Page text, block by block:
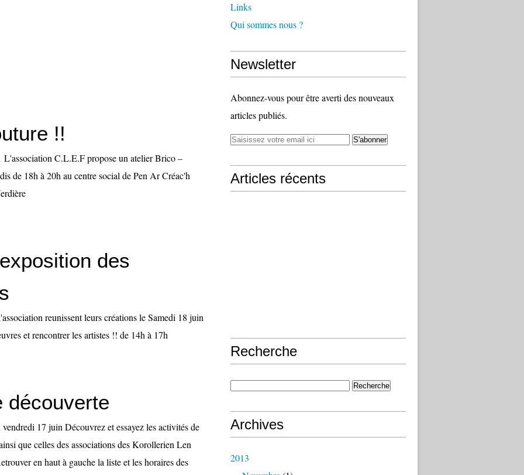
!!
L'association C.L.E.F propose un atelier Brico –
de 18h à 20h au centre social de Pen Ar Créac'h
des
reunissent leurs créations le Samedi 18 juin
et rencontrer les artistes !! de 14h à 17h
découverte
17 juin Découvrez et essayez les activités de
que celles des associations des Korollerien Len
en haut à gauche la liste et les horaires des
Links
Qui sommes nous ?
Newsletter
Abonnez-vous pour être averti des nouveaux
articles publiés.
Articles récents
Recherche
Archives
2013